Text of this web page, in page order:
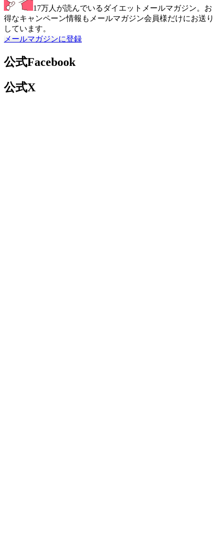
17万人が読んでいるダイエットメールマガジン。お
得なキャンペーン情報もメールマガジン会員様だけにお送り
しています。
メールマガジンに登録
公式Facebook
公式X